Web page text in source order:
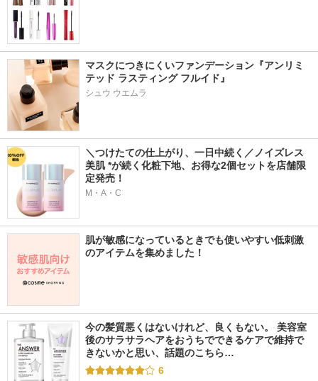
マスクにつきにくいファンデーション『アンリミ
テッド ラスティング フルイド』
シュウ ウエムラ
＼つけたての仕上がり、一日中続く／ノイズレス
美肌 *が続く化粧下地、お得な2個セットを店舗限
定発売！
M・A・C
肌が敏感になっているときでも使いやすい低刺激
のアイテムを集めました！
今の髪質悪くはないけれど、良くもない。 美容室
後のサラサラヘアをおうちでできるケアで維持で
きないかと思い、話題のこちら…
6